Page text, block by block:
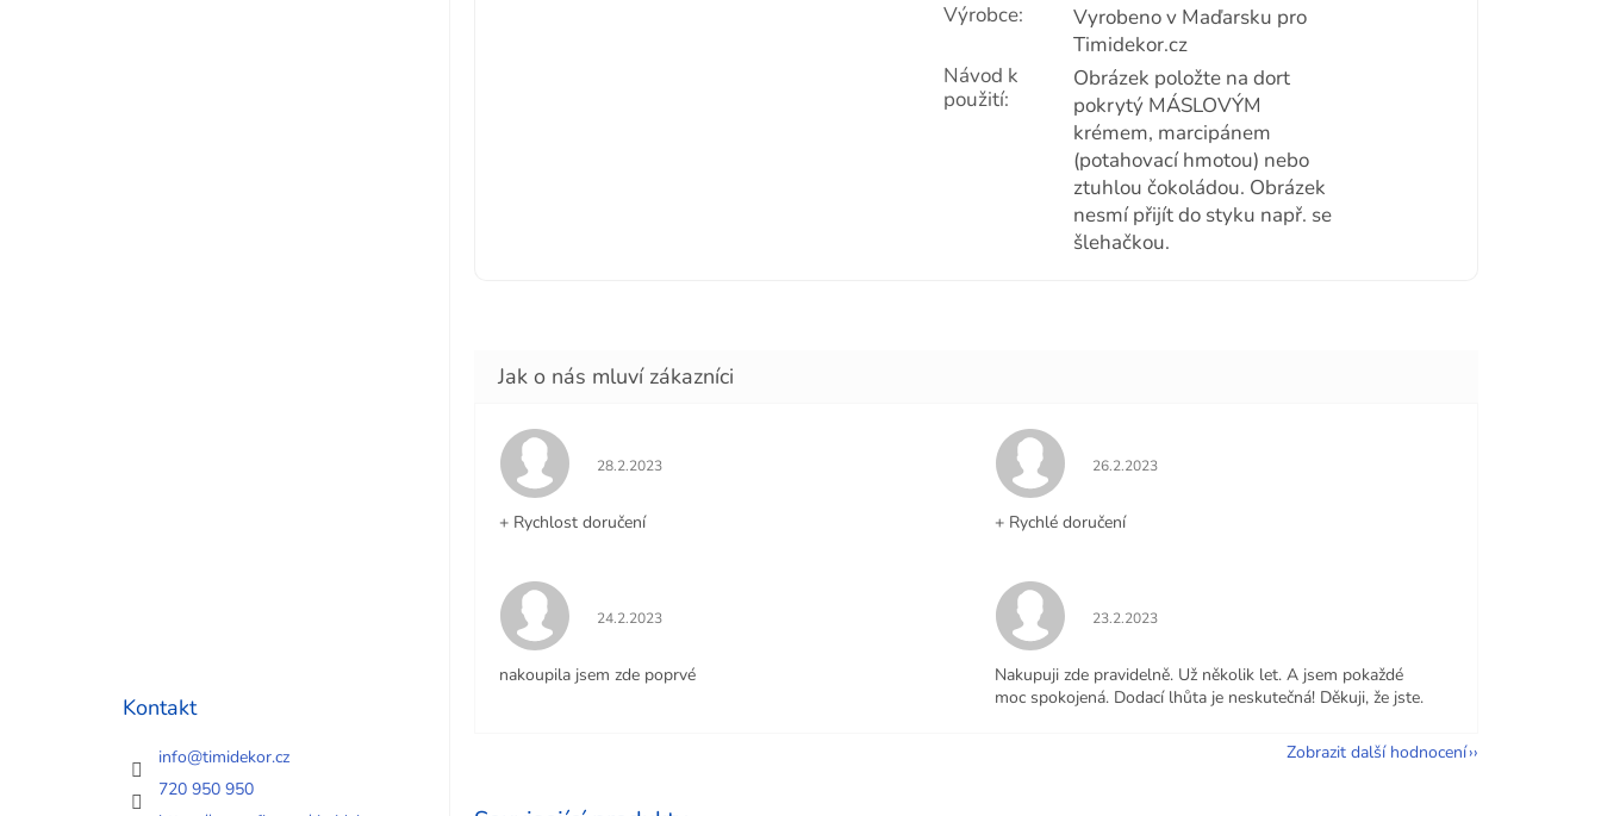
Kontakt
info@timidekor.cz
720 950 950
Výrobce:
Vyrobeno v Maďarsku pro
Timidekor.cz
Návod k
použití:
Obrázek položte na dort
pokrytý MÁSLOVÝM
krémem, marcipánem
(potahovací hmotou) nebo
ztuhlou čokoládou. Obrázek
nesmí přijít do styku např. se
šlehačkou.
Hodnocení obchodu je 5 z 5 hvězdiček.
28.2.2023
+ Rychlost doručení
Hodnocení obchodu je 5 z 5 hvězdiček.
26.2.2023
+ Rychlé doručení
Hodnocení obchodu je 5 z 5 hvězdiček.
24.2.2023
nakoupila jsem zde poprvé
Hodnocení obchodu je 5 z 5 hvězdiček.
23.2.2023
Nakupuji zde pravidelně. Už několik let. A jsem pokaždé
moc spokojená. Dodací lhůta je neskutečná! Děkuji, že jste.
Zobrazit další hodnocení